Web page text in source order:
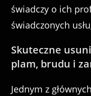
świadczy o ich
świadczonych
Skuteczne
plam, brudu i
Jednym z